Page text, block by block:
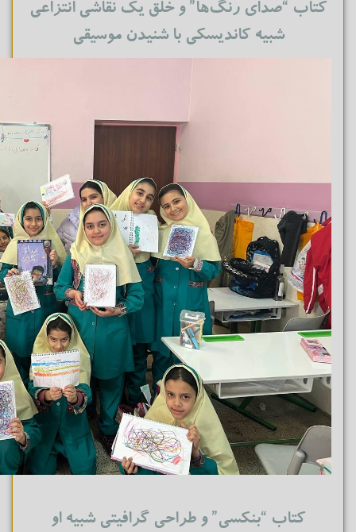
کتاب “صدای رنگ‌ها” و خلق یک نقاشی انتزاعی
شبیه کاندیسکی با شنیدن موسیقی
کتاب “بنکسی” و طراحی گرافیتی‌ شبیه او